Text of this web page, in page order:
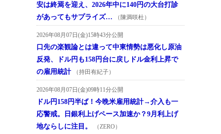
安は終焉を迎え、2026年中に140円の大台打診
があってもサプライズ…
（陳満咲杜）
2026年08月07日(金)15時43分公開
口先の楽観論とは違って中東情勢は悪化し原油
反発、ドル円も158円台に戻しドル金利上昇で
の雇用統計
（持田有紀子）
2026年08月07日(金)09時11分公開
ドル円158円半ば！今晩米雇用統計→介入も一
応警戒。日銀利上げペース加速か？9月利上げ
地ならしに注目。
（ZERO）